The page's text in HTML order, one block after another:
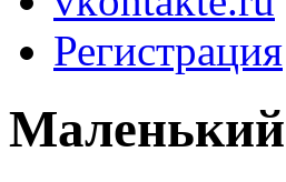
Регистрация